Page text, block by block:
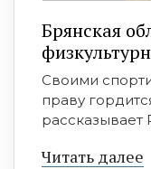
Брянская
Своими
праву
рассказывает
Читать далее